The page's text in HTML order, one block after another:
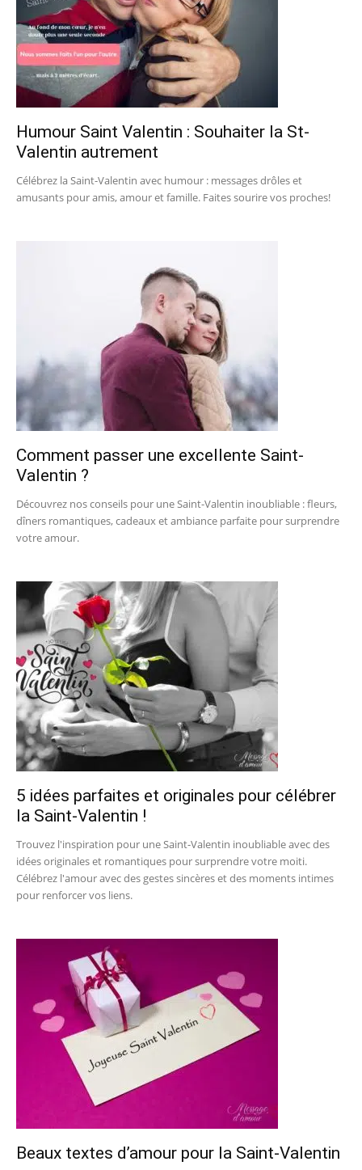
Humour Saint Valentin : Souhaiter la St-
Valentin autrement
Célébrez la Saint-Valentin avec humour : messages drôles et
amusants pour amis, amour et famille. Faites sourire vos proches!
Comment passer une excellente Saint-
Valentin ?
Découvrez nos conseils pour une Saint-Valentin inoubliable : fleurs,
dîners romantiques, cadeaux et ambiance parfaite pour surprendre
votre amour.
5 idées parfaites et originales pour célébrer
la Saint-Valentin !
Trouvez l'inspiration pour une Saint-Valentin inoubliable avec des
idées originales et romantiques pour surprendre votre moiti.
Célébrez l'amour avec des gestes sincères et des moments intimes
pour renforcer vos liens.
Beaux textes d’amour pour la Saint-Valentin